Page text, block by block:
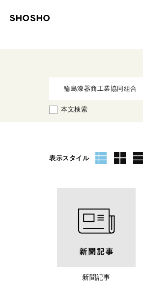
本文検索
表示スタイル
新聞記事